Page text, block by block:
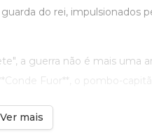
do rei, impulsionados
a guerra não é mais uma
Fuor**, o pombo-
Ver mais